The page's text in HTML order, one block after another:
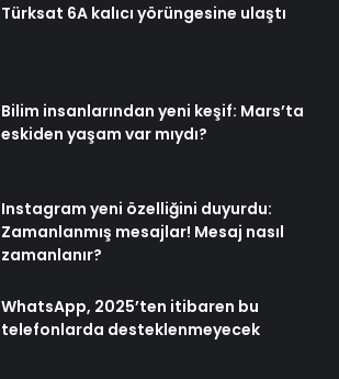
Türksat 6A kalıcı yörüngesine ulaştı
Bilim insanlarından yeni keşif: Mars’ta
eskiden yaşam var mıydı?
Instagram yeni özelliğini duyurdu:
Zamanlanmış mesajlar! Mesaj nasıl
zamanlanır?
WhatsApp, 2025’ten itibaren bu
telefonlarda desteklenmeyecek